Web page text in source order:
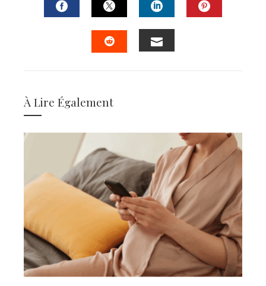
FACEBOOKTWITTERLINKEDIN
À Lire Également